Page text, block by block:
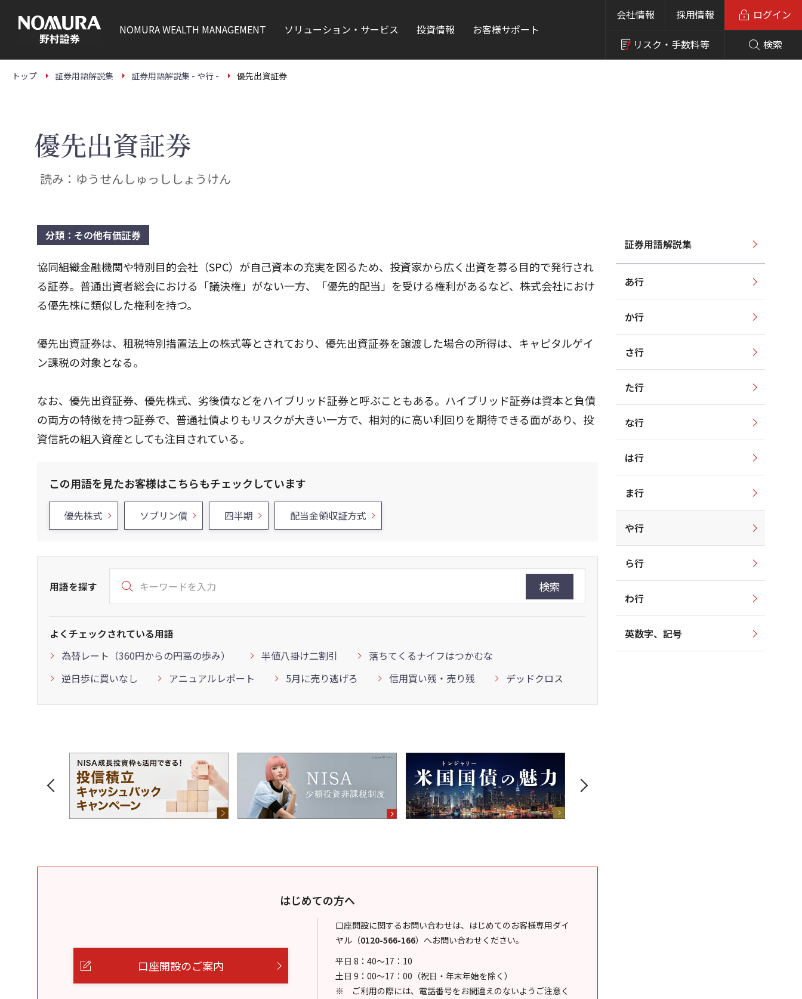
本
NOMURAWEALTH MANAGEMENT ソリューション・サービス 投資情報 お客様サポート
会社情報 採用情報
リスク・ 手数料等 検索
ログイン
トップ 証券用語解説集 証券用語解説集 - や行 - 優先出資証券
優先出資証券
読み：ゆうせんしゅっししょうけん
分類：その他有価証券
協同組織金融機関や特別目的会社（SPC）が自己資本の充実を図るため、投資家から広く出資を募る目的で発行され
る証券。普通出資者総会における「議決権」がない一方、「優先的配当」を受ける権利があるなど、株式会社におけ
る優先株に類似した権利を持つ。
優先出資証券は、租税特別措置法上の株式等とされており、優先出資証券を譲渡した場合の所得は、キャピタルゲイ
ン課税の対象となる。
なお、優先出資証券、優先株式、劣後債などをハイブリッド証券と呼ぶこともある。ハイブリッド証券は資本と負債
の両方の特徴を持つ証券で、普通社債よりもリスクが大きい一方で、相対的に高い利回りを期待できる面があり、投
資信託の組入資産としても注目されている。
この用語を見たお客様はこちらもチェックしています
優先株式 ソブリン債 四半期 配当金領収証方式
用語を探す 検索
よくチェックされている用語
為替レート（360円からの円高の歩み）
半値八掛け二割引
落ちてくるナイフはつかむな
逆日歩に買いなし
アニュアルレポート 5月に売り逃げろ 信用買い残・売り残 デッドクロス
はじめての方へ
口座開設のご案内
口座開設に関するお問い合わせは、はじめてのお客様専用ダイ
ヤル （0120-566-166） へお問い合わせください。
平日 8：40～17：10
土日 9：00～17：00（祝日・年末年始を除く）
ご利用の際には、電話番号をお間違えのないようご注意く
証券用語解説集
あ行
か行
さ行
た行
な行
は行
ま行
や行
ら行
わ行
英数字、記号